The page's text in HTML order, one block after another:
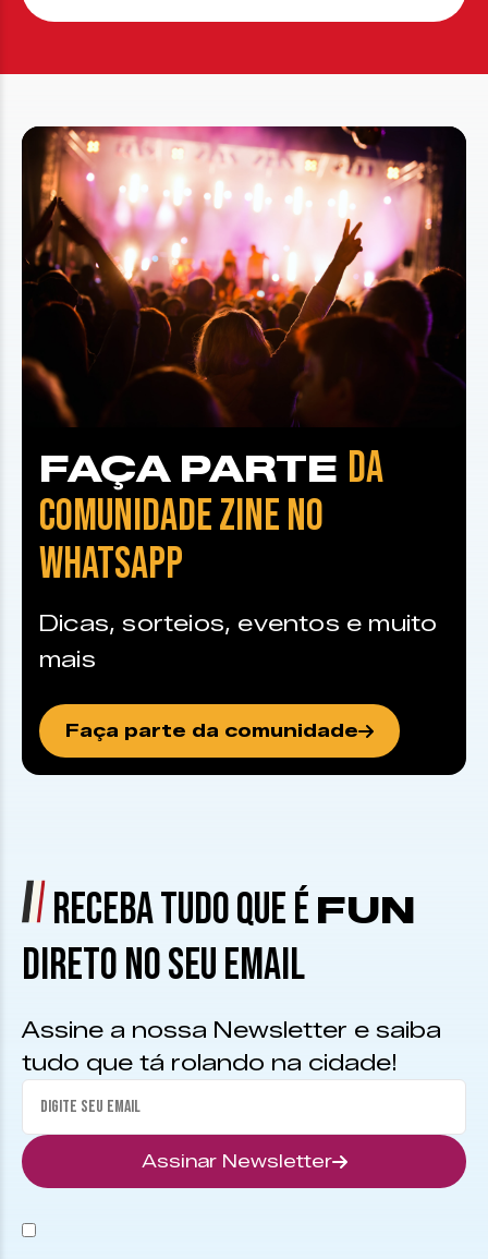
FAÇA PARTE DA
COMUNIDADE ZINE NO
WHATSAPP
Dicas, sorteios, eventos e muito
mais
Faça parte da comunidade
RECEBA TUDO QUE É FUN
DIRETO NO SEU EMAIL
Assine a nossa Newsletter e saiba
tudo que tá rolando na cidade!
Assinar Newsletter